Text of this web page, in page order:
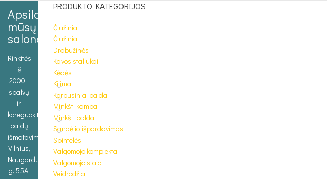
Apsilankykite
mūsų
salone
Rinkitės
iš
2000+
spalvų
ir
koreguokite
baldų
išmatavimus.
Vilnius,
Naugarduko
g. 55A.
PRODUKTO KATEGORIJOS
Čiužiniai
Čiužiniai
Drabužinės
Kavos staliukai
Kėdės
Kilimai
Korpusiniai baldai
Minkšti kampai
Minkšti baldai
Sandėlio išpardavimas
Spintelės
Valgomojo komplektai
Valgomojo stalai
Veidrodžiai